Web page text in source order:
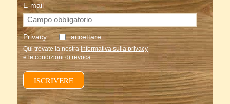
E-mail
Privacy accettare
Qui trovate la nostrainformativa sulla privacy
e le condizioni di revoca.
ISCRIVERE